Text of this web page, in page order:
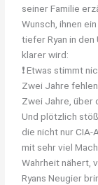
seiner Familie
Wunsch, ihnen
tiefer Ryan in
klarer wird:
❗ Etwas stimmt
Zwei Jahre
Zwei Jahre, über
Und plötzlich
die nicht nur
mit sehr viel
Wahrheit nähert,
Ryans Neugier